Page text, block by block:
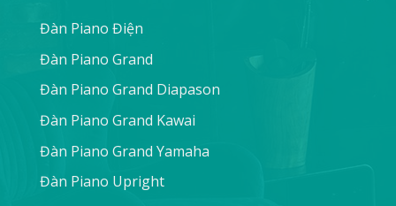
Đàn Piano Điện
Đàn Piano Grand
Đàn Piano Grand Diapason
Đàn Piano Grand Kawai
Đàn Piano Grand Yamaha
Đàn Piano Upright